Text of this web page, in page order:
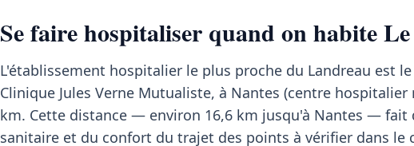
Se faire hospitaliser quand on habite
L'établissement hospitalier le plus proche du Landreau est le
Clinique Jules Verne Mutualiste, à Nantes (centre
km. Cette distance — environ 16,6 km jusqu'à Nantes — fait
sanitaire et du confort du trajet des points à vérifier dans